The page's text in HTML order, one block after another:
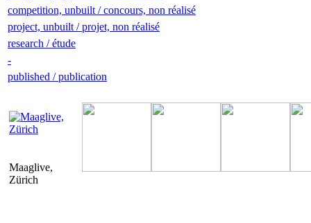
competition, unbuilt / concours, non réalisé
project, unbuilt / projet, non réalisé
research / étude
-
published / publication
Maaglive,
Zürich